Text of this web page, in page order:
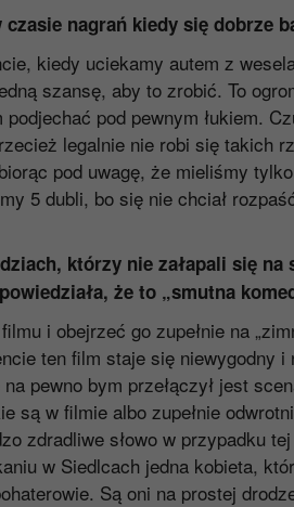
nagrań kiedy się dobrze
kiedy uciekamy autem z
szansę, aby to zrobić. To
pod pewnym łukiem.
legalnie nie robi się takich
pod uwagę, że mieliśmy
5 dubli, bo się nie chciał
którzy nie załapali się na
że to „smutna
i obejrzeć go zupełnie na
ten film staje się niewygodny
pewno bym przełączył jest
są w filmie albo zupełnie
zdradliwe słowo w przypadku
w Siedlcach jedna kobieta,
Są oni na prostej